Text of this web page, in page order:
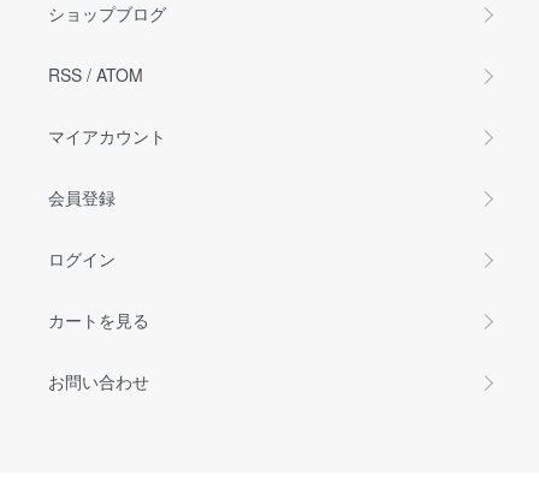
ショップブログ
RSS / ATOM
マイアカウント
会員登録
ログイン
カートを見る
お問い合わせ